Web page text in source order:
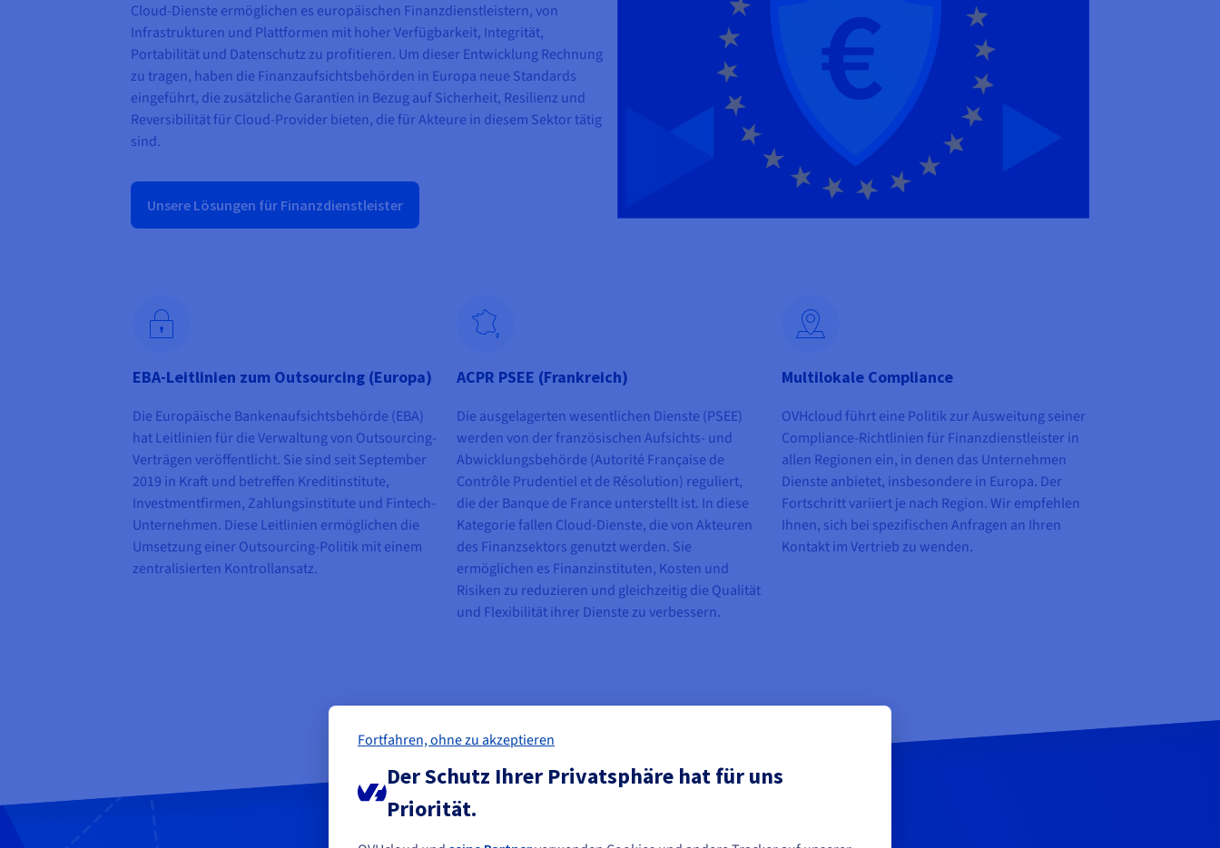
Cloud-Dienste ermöglichen es europäischen Finanzdienstleistern, von
Infrastrukturen und Plattformen mit hoher Verfügbarkeit, Integrität,
Portabilität und Datenschutz zu profitieren. Um dieser Entwicklung Rechnung
zu tragen, haben die Finanzaufsichtsbehörden in Europa neue Standards
eingeführt, die zusätzliche Garantien in Bezug auf Sicherheit, Resilienz und
Reversibilität für Cloud-Provider bieten, die für Akteure in diesem Sektor tätig
sind.
Unsere Lösungen für Finanzdienstleister
EBA-Leitlinien zum Outsourcing (Europa)
Die Europäische Bankenaufsichtsbehörde (EBA)
hat Leitlinien für die Verwaltung von Outsourcing-
Verträgen veröffentlicht. Sie sind seit September
2019 in Kraft und betreffen Kreditinstitute,
Investmentfirmen, Zahlungsinstitute und Fintech-
Unternehmen. Diese Leitlinien ermöglichen die
Umsetzung einer Outsourcing-Politik mit einem
zentralisierten Kontrollansatz.
ACPR PSEE (Frankreich)
Die ausgelagerten wesentlichen Dienste (PSEE)
werden von der französischen Aufsichts- und
Abwicklungsbehörde (Autorité Française de
Contrôle Prudentiel et de Résolution) reguliert,
die der Banque de France unterstellt ist. In diese
Kategorie fallen Cloud-Dienste, die von Akteuren
des Finanzsektors genutzt werden. Sie
ermöglichen es Finanzinstituten, Kosten und
Risiken zu reduzieren und gleichzeitig die Qualität
und Flexibilität ihrer Dienste zu verbessern.
Multilokale Compliance
OVHcloud führt eine Politik zur Ausweitung seiner
Compliance-Richtlinien für Finanzdienstleister in
allen Regionen ein, in denen das Unternehmen
Dienste anbietet, insbesondere in Europa. Der
Fortschritt variiert je nach Region. Wir empfehlen
Ihnen, sich bei spezifischen Anfragen an Ihren
Kontakt im Vertrieb zu wenden.
Fortfahren, ohne zu akzeptieren
Der Schutz Ihrer Privatsphäre hat für uns
Priorität.